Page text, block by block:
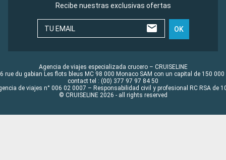
Recibe nuestras exclusivas ofertas
TU EMAIL OK
Agencia de viajes especializada crucero – CRUISELINE
rue du gabian Les flots bleus MC 98 000 Monaco SAM con un capital de 150 000
contact tel : (00) 377 97 97 84 50
de viajes n° 006 02 0007 – Responsabilidad civil y profesional RC RSA de
© CRUISELINE 2026 - all rights reserved